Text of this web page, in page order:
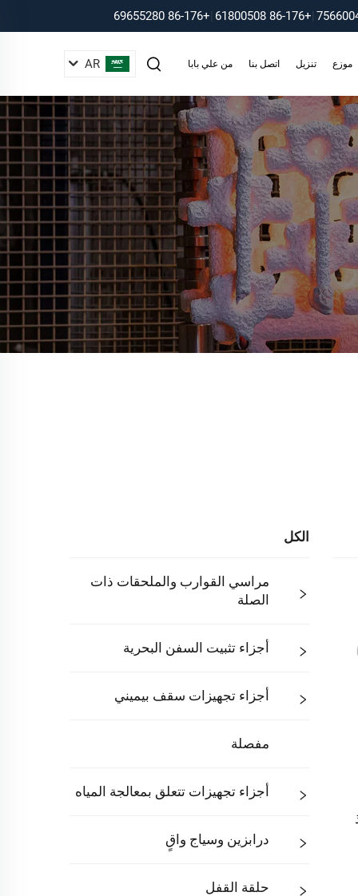
+86-176 61800508
+86-176 69655280
موزع تنزيل اتصل بنا من علي بابا AR
الكل
مراسي القوارب والملحقات ذات
الصلة
أجزاء تثبيت السفن البحرية
أجزاء تجهيزات سقف بيميني
مفصلة
أجزاء تجهيزات تتعلق بمعالجة المياه
درابزين وسياج واقٍ
حلقة القفل